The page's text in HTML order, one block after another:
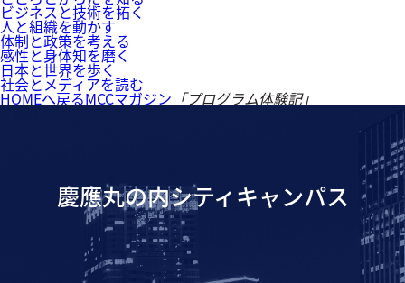
ビジネスと技術を拓く
人と組織を動かす
体制と政策を考える
感性と身体知を磨く
日本と世界を歩く
社会とメディアを読む
HOMEへ戻るMCCマガジン 「プログラム体験記」
慶應丸の内シティキャンパス